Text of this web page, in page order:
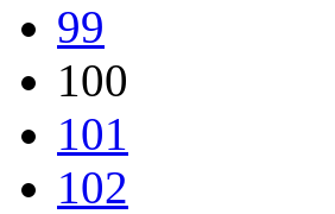
99
100
101
102